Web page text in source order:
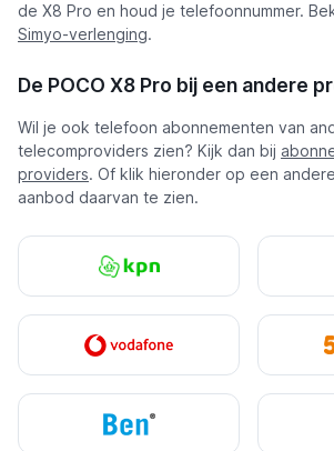
de X8 Pro en houd je telefoonnummer.
Simyo-verlenging.
De POCO X8 Pro bij een andere
Wil je ook telefoon abonnementen van
telecomproviders zien? Kijk dan bij
providers. Of klik hieronder op een
aanbod daarvan te zien.